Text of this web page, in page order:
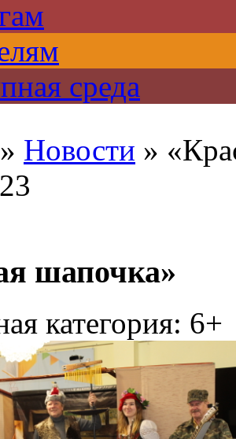
среда
» Новости »
шапочка»
категория: 6+